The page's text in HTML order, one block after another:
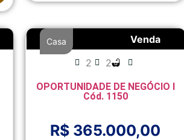
Venda
Casa
2 2
OPORTUNIDADE DE NEGÓCIO l
Cód. 1150
R$ 365.000,00